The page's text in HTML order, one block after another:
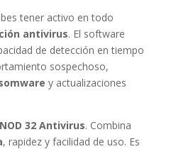
tener activo en todo
antivirus. El software
de detección en tiempo
sospechoso,
y actualizaciones
NOD 32 Antivirus. Combina
, rapidez y facilidad de uso. Es